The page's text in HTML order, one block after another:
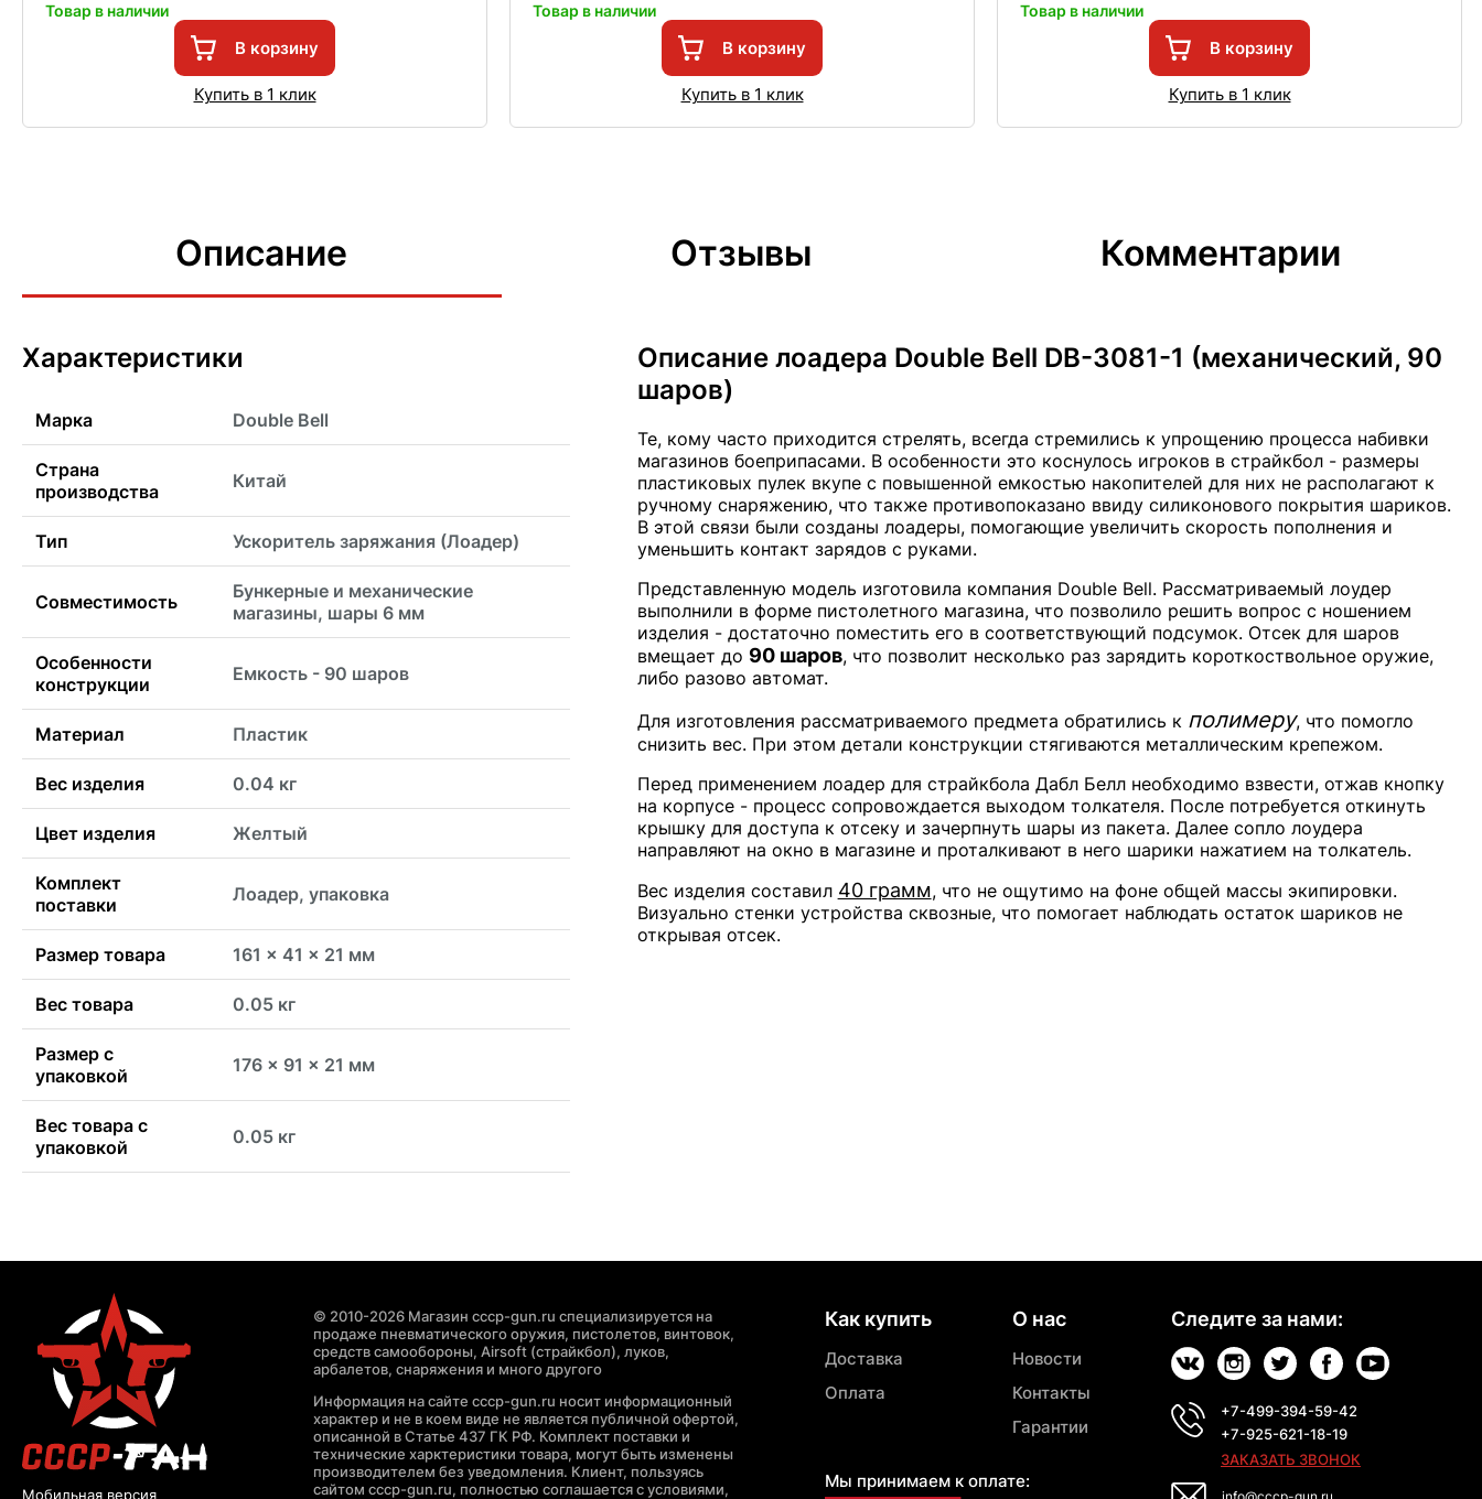
Товар в наличии
В корзину
Купить в 1 клик
Товар в наличии
В корзину
Купить в 1 клик
Товар в наличии
В корзину
Купить в 1 клик
Описание Отзывы Комментарии
Характеристики
Марка Double Bell
Страна
производства
Китай
Тип Ускоритель заряжания (Лоадер)
Совместимость
Бункерные и механические
магазины, шары 6 мм
Особенности
конструкции
Емкость - 90 шаров
Материал Пластик
Вес изделия 0.04 кг
Цвет изделия Желтый
Комплект
поставки
Лоадер, упаковка
Размер товара 161 x 41 x 21 мм
Вес товара 0.05 кг
Размер с
упаковкой
176 x 91 x 21 мм
Вес товара с
упаковкой
0.05 кг
Описание лоадера Double Bell DB-3081-1 (механический, 90
шаров)
Те, кому часто приходится стрелять, всегда стремились к упрощению процесса набивки
магазинов боеприпасами. В особенности это коснулось игроков в страйкбол - размеры
пластиковых пулек вкупе с повышенной емкостью накопителей для них не располагают к
ручному снаряжению, что также противопоказано ввиду силиконового покрытия шариков.
В этой связи были созданы лоадеры, помогающие увеличить скорость пополнения и
уменьшить контакт зарядов с руками.
Представленную модель изготовила компания Double Bell. Рассматриваемый лоудер
выполнили в форме пистолетного магазина, что позволило решить вопрос с ношением
изделия - достаточно поместить его в соответствующий подсумок. Отсек для шаров
вмещает до 90 шаров, что позволит несколько раз зарядить короткоствольное оружие,
либо разово автомат.
Для изготовления рассматриваемого предмета обратились к полимеру, что помогло
снизить вес. При этом детали конструкции стягиваются металлическим крепежом.
Перед применением лоадер для страйкбола Дабл Белл необходимо взвести, отжав кнопку
на корпусе - процесс сопровождается выходом толкателя. После потребуется откинуть
крышку для доступа к отсеку и зачерпнуть шары из пакета. Далее сопло лоудера
направляют на окно в магазине и проталкивают в него шарики нажатием на толкатель.
Вес изделия составил 40 грамм, что не ощутимо на фоне общей массы экипировки.
Визуально стенки устройства сквозные, что помогает наблюдать остаток шариков не
открывая отсек.
Мобильная версия
© 2010-2026 Магазин cccp-gun.ru специализируется на
продаже пневматического оружия, пистолетов, винтовок,
средств самообороны, Airsoft (страйкбол), луков,
арбалетов, снаряжения и много другого
Информация на сайте cccp-gun.ru носит информационный
характер и не в коем виде не является публичной офертой,
описанной в Статье 437 ГК РФ. Комплект поставки и
технические харктеристики товара, могут быть изменены
производителем без уведомления. Клиент, пользуясь
сайтом cccp-gun.ru, полностью соглашается с условиями,
Как купить
Доставка
Оплата
Мы принимаем к оплате:
О нас
Новости
Контакты
Гарантии
Следите за нами:
+7-499-394-59-42
+7-925-621-18-19
ЗАКАЗАТЬ ЗВОНОК